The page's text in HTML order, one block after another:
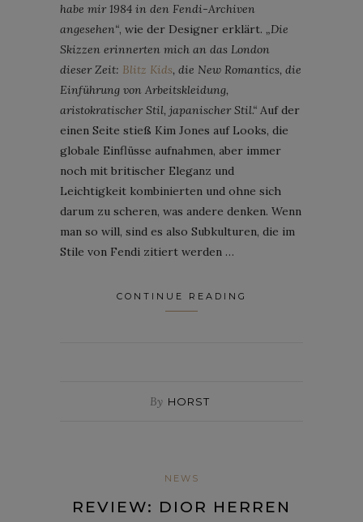
habe mir 1984 in den Fendi-Archiven
angesehen“, wie der Designer erklärt. „Die
Skizzen erinnerten mich an das London
dieser Zeit: Blitz Kids, die New Romantics, die
Einführung von Arbeitskleidung,
aristokratischer Stil, japanischer Stil.“ Auf der
einen Seite stieß Kim Jones auf Looks, die
globale Einflüsse aufnahmen, aber immer
noch mit britischer Eleganz und
Leichtigkeit kombinierten und ohne sich
darum zu scheren, was andere denken. Wenn
man so will, sind es also Subkulturen, die im
Stile von Fendi zitiert werden …
CONTINUE READING
By HORST
NEWS
REVIEW: DIOR HERREN